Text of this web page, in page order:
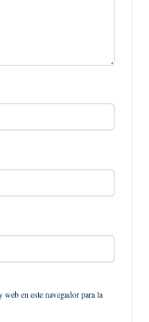
en este navegador para la